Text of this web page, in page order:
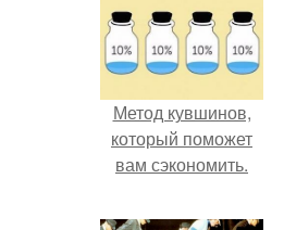
Метод кувшинов,
который поможет
вам сэкономить.